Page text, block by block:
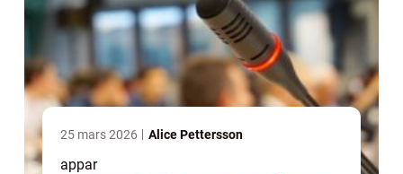
25 mars 2026 Alice Pettersson
appar